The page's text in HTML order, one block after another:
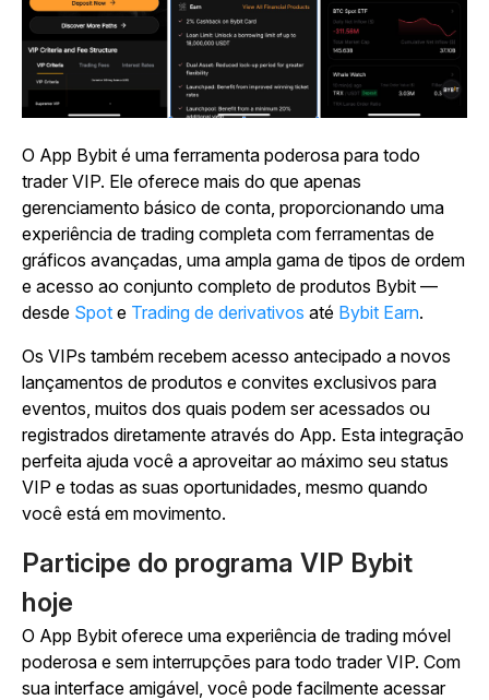
O App Bybit é uma ferramenta poderosa para todo
trader VIP. Ele oferece mais do que apenas
gerenciamento básico de conta, proporcionando uma
experiência de trading completa com ferramentas de
gráficos avançadas, uma ampla gama de tipos de ordem
e acesso ao conjunto completo de produtos Bybit —
desde Spot e Trading de derivativos até Bybit Earn.
Os VIPs também recebem acesso antecipado a novos
lançamentos de produtos e convites exclusivos para
eventos, muitos dos quais podem ser acessados ou
registrados diretamente através do App. Esta integração
perfeita ajuda você a aproveitar ao máximo seu status
VIP e todas as suas oportunidades, mesmo quando
você está em movimento.
Participe do programa VIP Bybit
hoje
O App Bybit oferece uma experiência de trading móvel
poderosa e sem interrupções para todo trader VIP. Com
sua interface amigável, você pode facilmente acessar